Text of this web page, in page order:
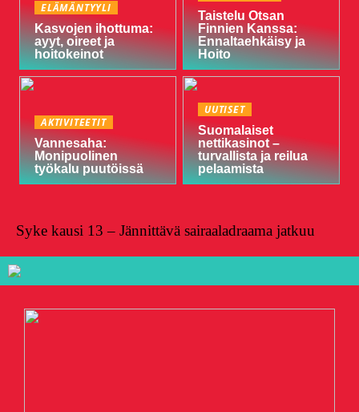
ELÄMÄNTYYLI
Kasvojen ihottuma:
ayyt, oireet ja
hoitokeinot
Taistelu Otsan
Finnien Kanssa:
Ennaltaehkäisy ja
Hoito
AKTIVITEETIT
Vannesaha:
Monipuolinen
työkalu puutöissä
UUTISET
Suomalaiset
nettikasinot –
turvallista ja reilua
pelaamista
Syke kausi 13 – Jännittävä sairaaladraama jatkuu